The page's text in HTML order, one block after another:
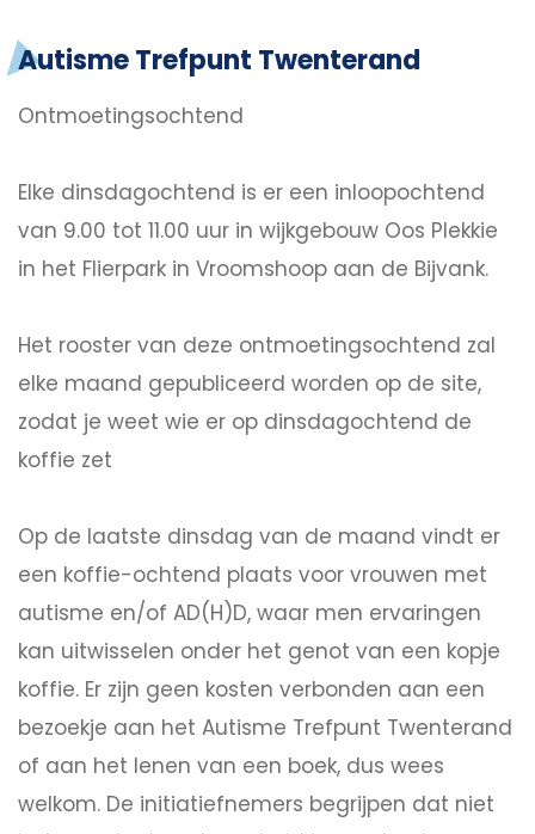
Autisme Trefpunt Twenterand
Ontmoetingsochtend
Elke dinsdagochtend is er een inloopochtend
van 9.00 tot 11.00 uur in wijkgebouw Oos Plekkie
in het Flierpark in Vroomshoop aan de Bijvank.
Het rooster van deze ontmoetingsochtend zal
elke maand gepubliceerd worden op de site,
zodat je weet wie er op dinsdagochtend de
koffie zet
Op de laatste dinsdag van de maand vindt er
een koffie-ochtend plaats voor vrouwen met
autisme en/of AD(H)D, waar men ervaringen
kan uitwisselen onder het genot van een kopje
koffie. Er zijn geen kosten verbonden aan een
bezoekje aan het Autisme Trefpunt Twenterand
of aan het lenen van een boek, dus wees
welkom. De initiatiefnemers begrijpen dat niet